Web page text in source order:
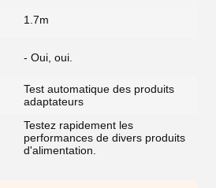
1.7m
- Oui, oui.
Test automatique des produits
adaptateurs
Testez rapidement les
performances de divers produits
d'alimentation.